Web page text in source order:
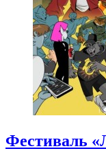
Фестиваль